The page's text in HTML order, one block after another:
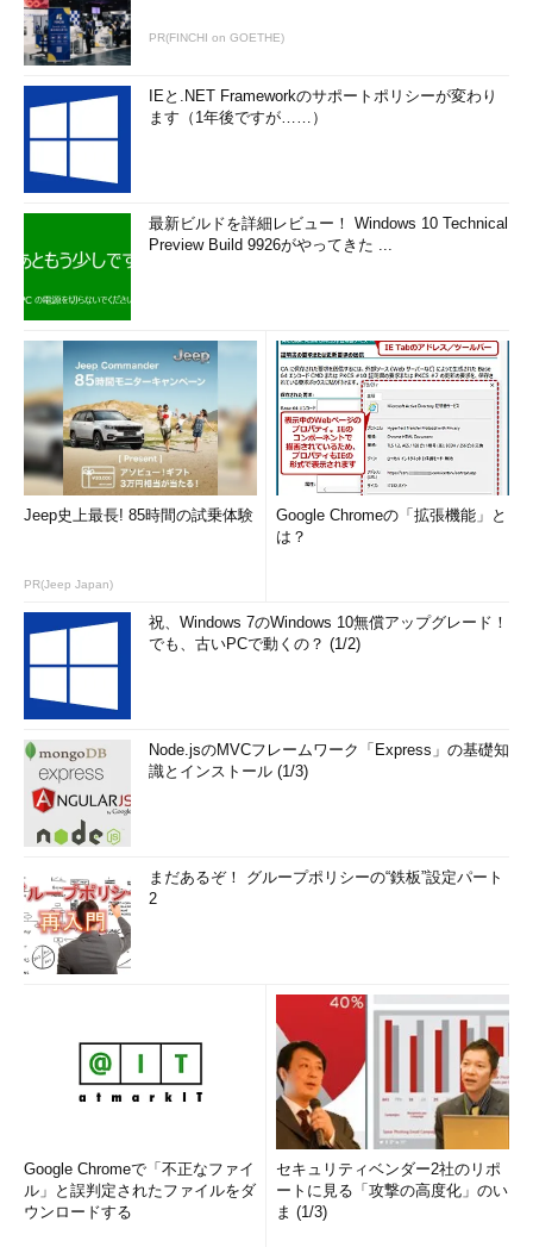
PR(FINCHI on GOETHE)
IEと.NET Frameworkのサポートポリシーが変わり
ます（1年後ですが……）
最新ビルドを詳細レビュー！ Windows 10 Technical
Preview Build 9926がやってきた ...
Jeep史上最長! 85時間の試乗体験
PR(Jeep Japan)
Google Chromeの「拡張機能」と
は？
祝、Windows 7のWindows 10無償アップグレード！
でも、古いPCで動くの？ (1/2)
Node.jsのMVCフレームワーク「Express」の基礎知
識とインストール (1/3)
まだあるぞ！ グループポリシーの“鉄板”設定パート
2
Google Chromeで「不正なファイ
ル」と誤判定されたファイルをダ
ウンロードする
セキュリティベンダー2社のリポ
ートに見る「攻撃の高度化」のい
ま (1/3)